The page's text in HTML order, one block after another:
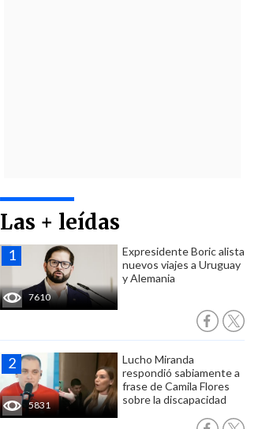
Las + leídas
7610
Expresidente Boric alista
nuevos viajes a Uruguay
y Alemania
5831
Lucho Miranda
respondió sabiamente a
frase de Camila Flores
sobre la discapacidad